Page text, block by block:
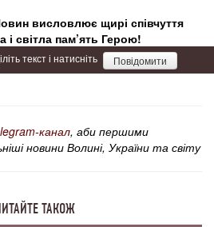
висловлює щирі співчуття
і світла пам’ять Герою!
текст і натисніть Повідомити
канал, аби першими
новини Волині, України та світу
ТАКОЖ